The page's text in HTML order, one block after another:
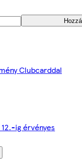
Clubcarddal
ig érvényes